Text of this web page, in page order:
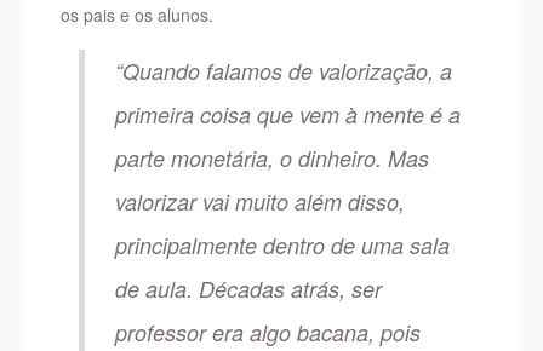
os pais e os alunos.
“Quando falamos de valorização, a
primeira coisa que vem à mente é a
parte monetária, o dinheiro. Mas
valorizar vai muito além disso,
principalmente dentro de uma sala
de aula. Décadas atrás, ser
professor era algo bacana, pois